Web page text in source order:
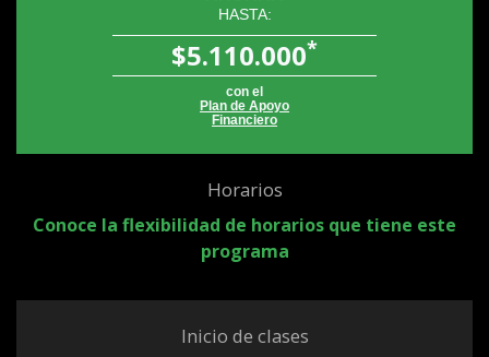
HASTA:
$5.110.000*
con el
Plan de Apoyo
Financiero
Horarios
Conoce la flexibilidad de horarios que tiene este
programa
Inicio de clases